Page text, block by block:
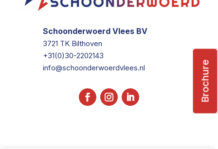
Schoonderwoerd Vlees BV
3721 TK Bilthoven
+31(0)30-2202143
info@schoonderwoerdvlees.nl
Brochure